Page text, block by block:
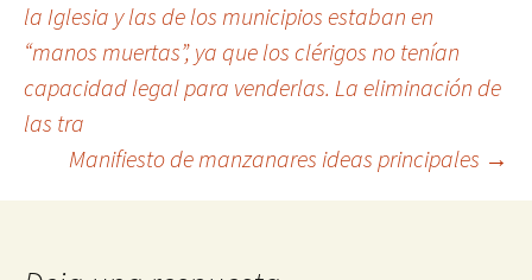
de
entradas
la Iglesia y las de los municipios estaban en
“manos muertas”, ya que los clérigos no tenían
capacidad legal para venderlas. La eliminación de
las tra
Manifiesto de manzanares ideas principales →